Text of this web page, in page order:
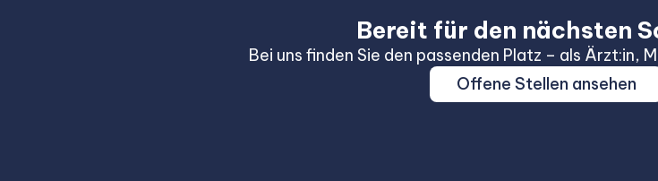
Bereit für den nächsten
Bei uns finden Sie den passenden Platz – als Ärzt:in,
Offene Stellen ansehen